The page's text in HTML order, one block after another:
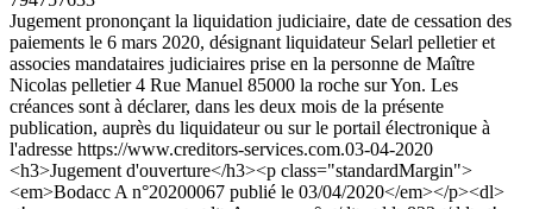
Jugement prononçant la liquidation judiciaire, date de cessation des
paiements le 6 mars 2020, désignant liquidateur Selarl pelletier et
associes mandataires judiciaires prise en la personne de Maître
Nicolas pelletier 4 Rue Manuel 85000 la roche sur Yon. Les
créances sont à déclarer, dans les deux mois de la présente
publication, auprès du liquidateur ou sur le portail électronique à
l'adresse https://www.creditors-services.com.03-04-2020
<h3>Jugement d'ouverture</h3><p class="standardMargin">
<em>Bodacc A n°20200067 publié le 03/04/2020</em></p><dl>